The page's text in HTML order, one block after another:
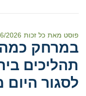
פוסט מאת כל זכות 2026
תהליכים
לסגור היום